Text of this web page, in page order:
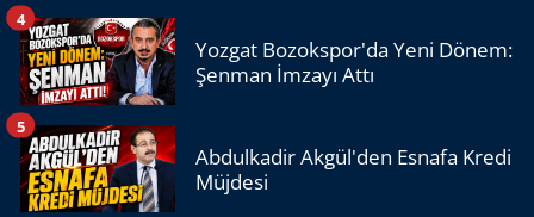
Yozgat Bozokspor'da Yeni Dönem:
Şenman İmzayı Attı
4
Abdulkadir Akgül'den Esnafa Kredi
Müjdesi
5